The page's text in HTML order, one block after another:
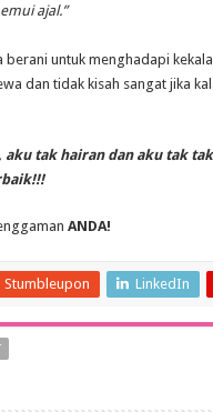
ajal.”
untuk menghadapi
dan tidak kisah sangat jika
tak hairan dan aku tak
ANDA!
Stumbleupon LinkedIn